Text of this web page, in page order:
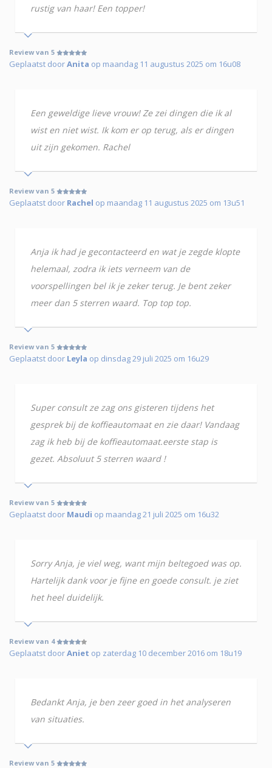
rustig van haar! Een topper!
Review van 5
Geplaatst doorAnita op maandag 11 augustus 2025 om 16u08
Een geweldige lieve vrouw! Ze zei dingen die ik al
wist en niet wist. Ik kom er op terug, als er dingen
uit zijn gekomen. Rachel
Review van 5
Geplaatst door Rachel op maandag 11 augustus 2025 om 13u51
Anja ik had je gecontacteerd en wat je zegde klopte
helemaal, zodra ik iets verneem van de
voorspellingen bel ik je zeker terug. Je bent zeker
meer dan 5 sterren waard. Top top top.
Review van 5
Geplaatst door Leyla op dinsdag 29 juli 2025 om 16u29
Super consult ze zag ons gisteren tijdens het
gesprek bij de koffieautomaat en zie daar! Vandaag
zag ik heb bij de koffieautomaat.eerste stap is
gezet. Absoluut 5 sterren waard !
Review van 5
Geplaatst door Maudi op maandag 21 juli 2025 om 16u32
Sorry Anja, je viel weg, want mijn beltegoed was op.
Hartelijk dank voor je fijne en goede consult. je ziet
het heel duidelijk.
Review van 4
Geplaatst doorAniet op zaterdag 10 december 2016 om 18u19
Bedankt Anja, je ben zeer goed in het analyseren
van situaties.
Review van 5